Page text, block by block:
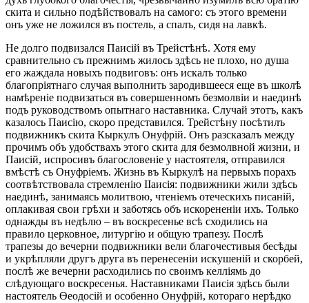
скита и сильно подѣйствовалъ на самого: съ этого времени
онъ уже не ложился въ постель, а спалъ, сидя на лавкѣ.
Не долго подвизался Паисій въ Трейстѣнѣ. Хотя ему
сравнительно съ прежнимъ жилось здѣсь не плохо, но душа
его жаждала новыхъ подвиговъ: онъ искалъ только
благопріятнаго случая выполнить зародившееся еще въ школѣ
намѣреніе подвизаться въ совершенномъ безмолвіи и наединѣ
подъ руководствомъ опытнаго наставника. Случай этотъ, какъ
казалось Паисію, скоро представился. Трейстѣну посѣтилъ
подвижникъ скита Кыркулъ Онуфрій. Онъ разсказалъ между
прочимъ объ удобствахъ этого скита для безмолвной жизни, и
Паисій, испросивъ благословеніе у настоятеля, отправился
вмѣстѣ съ Онуфріемъ. Жизнь въ Кыркулѣ на первыхъ порахъ
соотвѣтствовала стремленію ІІаисія: подвижники жили здѣсь
наединѣ, занимаясь молитвою, чтеніемъ отеческихъ писаній,
оплакивая свои грѣхи и заботясь объ искорененіи ихъ. Только
однажды въ недѣлю – въ воскресенье всѣ сходились на
правило церковное, литургію и общую трапезу. Послѣ
трапезы до вечерни подвижники вели благочестивыя бесѣды
и укрѣпляли другъ друга въ перенесеніи искушеній и скорбей,
послѣ же вечерни расходились по своимъ келліямь до
слѣдующаго воскресенья. Наставниками Паисія здѣсь были
настоятель Ѳеодосій и особенно Онуфрій, котораго нерѣдко